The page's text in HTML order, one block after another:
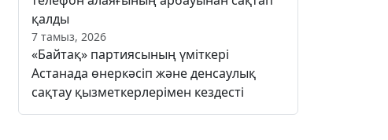
қалды
7 тамыз, 2026
«Байтақ» партиясының үміткері
Астанада өнеркәсіп және денсаулық
сақтау қызметкерлерімен кездесті